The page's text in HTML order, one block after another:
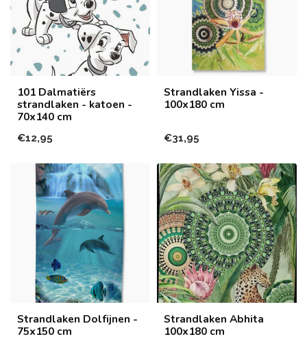
101 Dalmatiërs
strandlaken - katoen -
70x140 cm
€12,95
Strandlaken Yissa -
100x180 cm
€31,95
Strandlaken Dolfijnen -
75x150 cm
Strandlaken Abhita
100x180 cm